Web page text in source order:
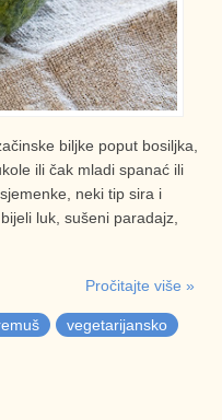
biljke poput bosiljka,
ili čak mladi spanać ili
neki tip sira i
luk, sušeni paradajz,
Pročitajte više »
vegetarijansko